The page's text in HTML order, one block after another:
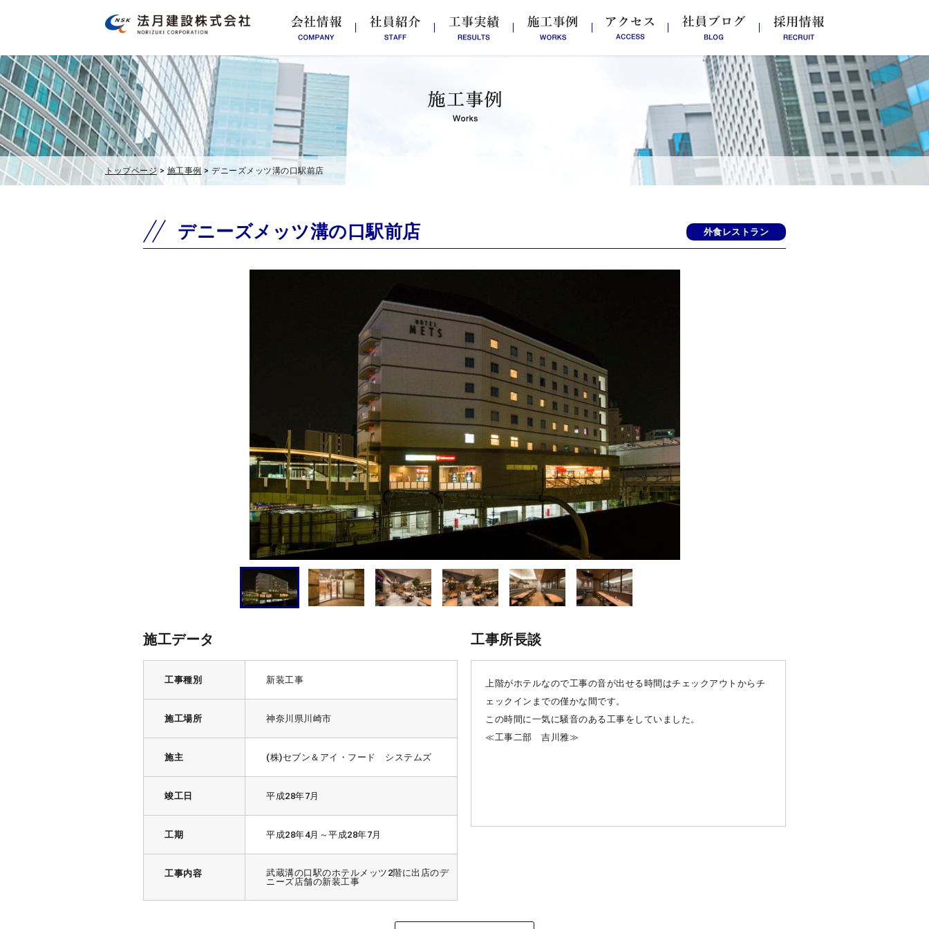
トップページ > 施工事例 > デニーズメッツ溝の口駅前店
デニーズメッツ溝の口駅前店 外食レストラン
施工データ
工事種別 新装工事
施工場所 神奈川県川崎市
施主 (株)セブン＆アイ・フード システムズ
竣工日 平成28年7月
工期 平成28年4月～平成28年7月
工事内容
武蔵溝の口駅のホテルメッツ2階に出店のデ
ニーズ店舗の新装工事
工事所長談
上階がホテルなので工事の音が出せる時間はチェックアウトからチ
ェックインまでの僅かな間です。
この時間に一気に騒音のある工事をしていました。
≪工事二部 吉川雅≫